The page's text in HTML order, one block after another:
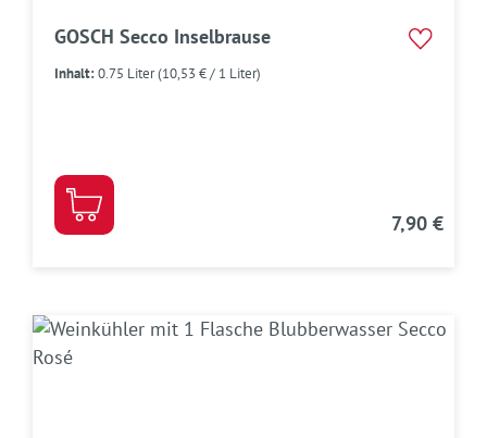
GOSCH Secco Inselbrause
Inhalt:0.75 Liter(10,53 € / 1 Liter)
7,90 €